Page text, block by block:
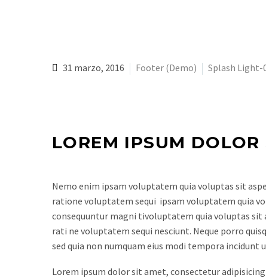
31 marzo, 2016 Footer (Demo) Splash Light-
LOREM IPSUM DOLOR
Nemo enim ipsam voluptatem quia voluptas sit
ratione voluptatem sequi ipsam voluptatem quia
consequuntur magni tivoluptatem quia voluptas sit
rati ne voluptatem sequi nesciunt. Neque porro
sed quia non numquam eius modi tempora
Lorem ipsum dolor sit amet, consectetur